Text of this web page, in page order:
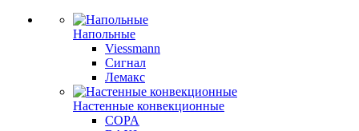
Напольные
Viessmann
Сигнал
Лемакс
Настенные конвекционные
COPA